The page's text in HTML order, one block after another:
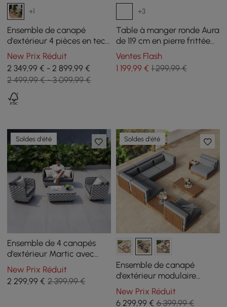
+1
Ensemble de canapé
d'extérieur 4 pièces en teck
et corde tressée avec table
basse pour 6 personnes
New Prix Réduit
2 349,99 € - 2 899,99 €
2 499,99 € - 3 099,99 €
+3
Table à manger ronde Aura
de 119 cm en pierre frittée
imitation travertin blanchie,
base cannelée, 4 places
Ventes Flash
1 199,99€ 1 299,99 €
Soldes d'été
Ensemble de 4 canapés
d'extérieur Martic avec
coussin pour table basse
en faux marbre en corde
d'aluminium
New Prix Réduit
2 299,99 € 2 399,99 €
Soldes d'été
Ensemble de canapé
d'extérieur modulaire
sectionnel Grida 9 pièces
en teck avec table basse,
New Prix Réduit
6 299,99€ 6 399,99 €